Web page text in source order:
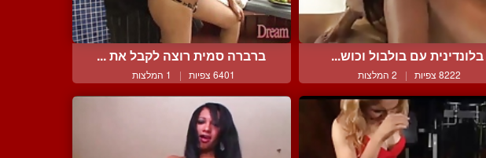
בלונדינית עם בולבול וכוש...
8222 צפיות | 2 המלצות
ברברה סמית רוצה לקבל את ...
6401 צפיות | 1 המלצות